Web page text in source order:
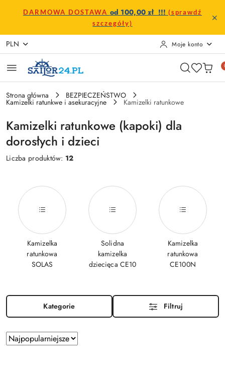
Przejdź do treści głównej
Przejdź do wyszukiwarki
Przejdź do moje konto
Przejdź do menu głównego
Przejdź do stopki
DARMOWA DOSTAWA od 100,00 zł !!! (sprawdź
szczegóły)
PLN Moje konto
Strona główna BEZPIECZEŃSTWO
Kamizelki ratunkwe i asekuracyjne Kamizelki ratunkowe
Kamizelki ratunkowe (kapoki) dla
dorosłych i dzieci
Liczba produktów: 12
Kamizelka
ratunkowa
SOLAS
Solidna
kamizelka
dziecięca CE10
Kamizelka
ratunkowa
CE100N
Kategorie Filtruj
Zastosowano
sortowanie:
Sortuj
według